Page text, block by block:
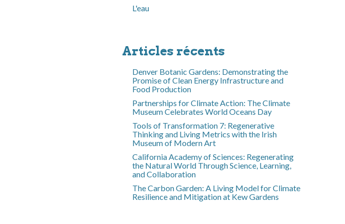
L'eau
Articles récents
Denver Botanic Gardens: Demonstrating the
Promise of Clean Energy Infrastructure and
Food Production
Partnerships for Climate Action: The Climate
Museum Celebrates World Oceans Day
Tools of Transformation 7: Regenerative
Thinking and Living Metrics with the Irish
Museum of Modern Art
California Academy of Sciences: Regenerating
the Natural World Through Science, Learning,
and Collaboration
The Carbon Garden: A Living Model for Climate
Resilience and Mitigation at Kew Gardens